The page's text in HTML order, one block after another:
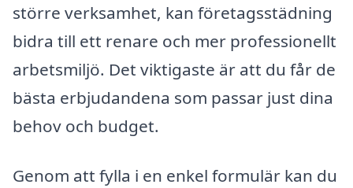
större verksamhet, kan företagsstädning
bidra till ett renare och mer professionellt
arbetsmiljö. Det viktigaste är att du får de
bästa erbjudandena som passar just dina
behov och budget.
Genom att fylla i en enkel formulär kan du